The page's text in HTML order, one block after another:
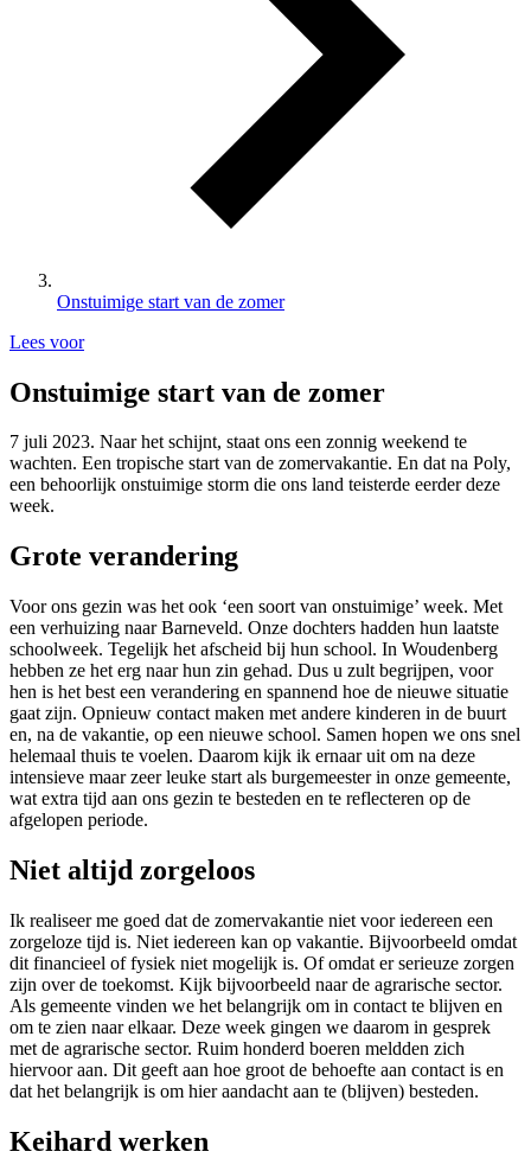
Onstuimige start van de zomer
Lees voor
Onstuimige start van de zomer
7 juli 2023. Naar het schijnt, staat ons een zonnig weekend te
wachten. Een tropische start van de zomervakantie. En dat na Poly,
een behoorlijk onstuimige storm die ons land teisterde eerder deze
week.
Grote verandering
Voor ons gezin was het ook ‘een soort van onstuimige’ week. Met
een verhuizing naar Barneveld. Onze dochters hadden hun laatste
schoolweek. Tegelijk het afscheid bij hun school. In Woudenberg
hebben ze het erg naar hun zin gehad. Dus u zult begrijpen, voor
hen is het best een verandering en spannend hoe de nieuwe situatie
gaat zijn. Opnieuw contact maken met andere kinderen in de buurt
en, na de vakantie, op een nieuwe school. Samen hopen we ons snel
helemaal thuis te voelen. Daarom kijk ik ernaar uit om na deze
intensieve maar zeer leuke start als burgemeester in onze gemeente,
wat extra tijd aan ons gezin te besteden en te reflecteren op de
afgelopen periode.
Niet altijd zorgeloos
Ik realiseer me goed dat de zomervakantie niet voor iedereen een
zorgeloze tijd is. Niet iedereen kan op vakantie. Bijvoorbeeld omdat
dit financieel of fysiek niet mogelijk is. Of omdat er serieuze zorgen
zijn over de toekomst. Kijk bijvoorbeeld naar de agrarische sector.
Als gemeente vinden we het belangrijk om in contact te blijven en
om te zien naar elkaar. Deze week gingen we daarom in gesprek
met de agrarische sector. Ruim honderd boeren meldden zich
hiervoor aan. Dit geeft aan hoe groot de behoefte aan contact is en
dat het belangrijk is om hier aandacht aan te (blijven) besteden.
Keihard werken